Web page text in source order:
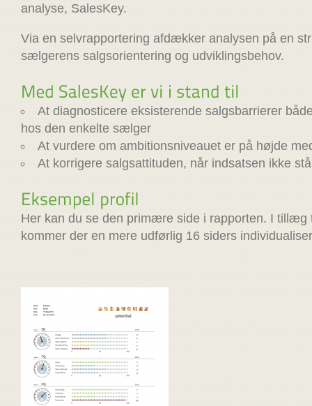
analyse, SalesKey.
Via en selvrapportering afdækker analysen på en
sælgerens salgsorientering og udviklingsbehov.
At diagnosticere eksisterende salgsbarrierer
hos den enkelte sælger
At vurdere om ambitionsniveauet er på højde
At korrigere salgsattituden, når indsatsen ikke
Her kan du se den primære side i rapporten. I tillæg
kommer der en mere udførlig 16 siders